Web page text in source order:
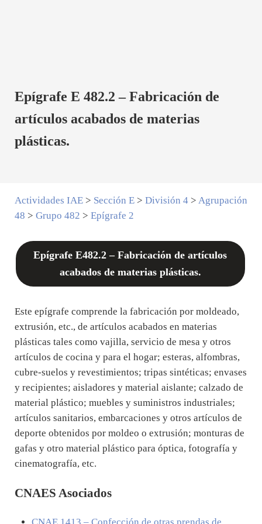
Epígrafe E 482.2 – Fabricación de
artículos acabados de materias
plásticas.
Actividades IAE> Sección E> División 4> Agrupación
48 > Grupo 482 > Epígrafe 2
Epígrafe E482.2 – Fabricación de artículos
acabados de materias plásticas.
Este epígrafe comprende la fabricación por moldeado,
extrusión, etc., de artículos acabados en materias
plásticas tales como vajilla, servicio de mesa y otros
artículos de cocina y para el hogar; esteras, alfombras,
cubre-suelos y revestimientos; tripas sintéticas; envases
y recipientes; aisladores y material aislante; calzado de
material plástico; muebles y suministros industriales;
artículos sanitarios, embarcaciones y otros artículos de
deporte obtenidos por moldeo o extrusión; monturas de
gafas y otro material plástico para óptica, fotografía y
cinematografía, etc.
CNAES Asociados